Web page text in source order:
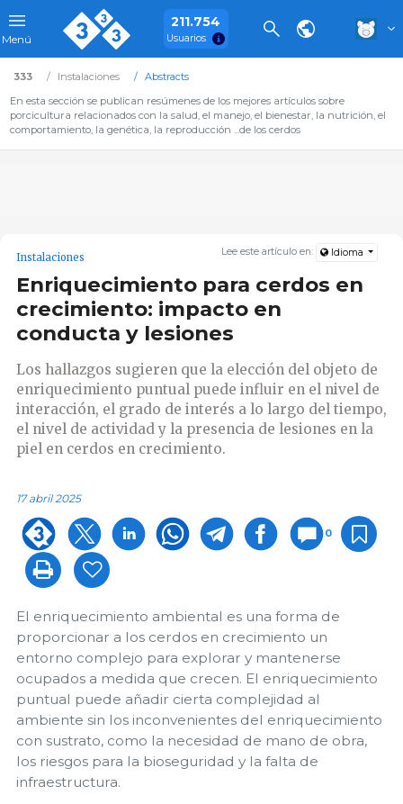
Menú
211.754
Usuarios
333 Instalaciones
Abstracts
En esta sección se publican resúmenes de los mejores artículos sobre
porcicultura relacionados con la salud, el manejo, el bienestar, la nutrición, el
comportamiento, la genética, la reproducción ...de los cerdos
Lee este artículo en: Idioma
Instalaciones
Enriquecimiento para cerdos en
crecimiento: impacto en
conducta y lesiones
Los hallazgos sugieren que la elección del objeto de
enriquecimiento puntual puede influir en el nivel de
interacción, el grado de interés a lo largo del tiempo,
el nivel de actividad y la presencia de lesiones en la
piel en cerdos en crecimiento.
17 abril 2025
0
El enriquecimiento ambiental es una forma de
proporcionar a los cerdos en crecimiento un
entorno complejo para explorar y mantenerse
ocupados a medida que crecen. El enriquecimiento
puntual puede añadir cierta complejidad al
ambiente sin los inconvenientes del enriquecimiento
con sustrato, como la necesidad de mano de obra,
los riesgos para la bioseguridad y la falta de
infraestructura.